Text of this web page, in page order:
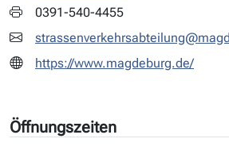
0391-540-4455
https://www.magdeburg.de/
Öffnungszeiten